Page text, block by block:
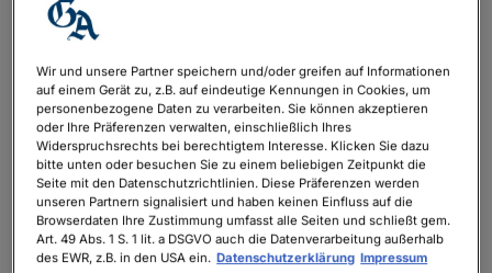
Neueste Kommentare
Wir und unsere Partner speichern und/oder greifen auf Informationen
auf einem Gerät zu, z.B. auf eindeutige Kennungen in Cookies, um
personenbezogene Daten zu verarbeiten. Sie können akzeptieren
oder Ihre Präferenzen verwalten, einschließlich Ihres
Widerspruchsrechts bei berechtigtem Interesse. Klicken Sie dazu
bitte unten oder besuchen Sie zu einem beliebigen Zeitpunkt die
Seite mit den Datenschutzrichtlinien. Diese Präferenzen werden
unseren Partnern signalisiert und haben keinen Einfluss auf die
Browserdaten Ihre Zustimmung umfasst alle Seiten und schließt gem.
Art. 49 Abs. 1 S. 1 lit. a DSGVO auch die Datenverarbeitung außerhalb
des EWR, z.B. in den USA ein. Datenschutzerklärung Impressum